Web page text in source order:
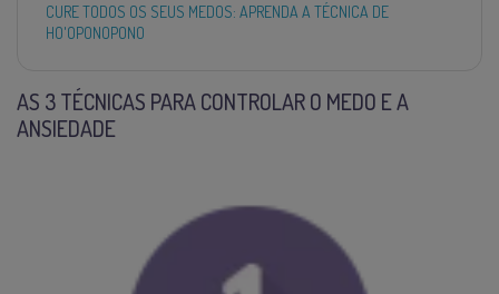
CURE TODOS OS SEUS MEDOS: APRENDA A TÉCNICA DE
HO'OPONOPONO
AS 3 TÉCNICAS PARA CONTROLAR O MEDO E A
ANSIEDADE